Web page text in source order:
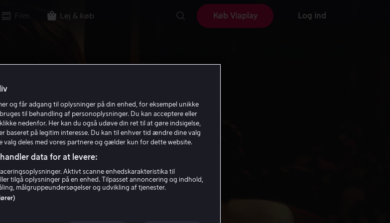
Film Lej & køb Køb Viaplay Log ind
og får adgang til oplysninger på din enhed, for eksempel unikke
til behandling af personoplysninger. Du kan acceptere eller
nedenfor. Her kan du også udøve din ret til at gøre indsigelse,
baseret på legitim interesse. Du kan til enhver tid ændre dine valg
valg deles med vores partnere og gælder kun for dette website.
data for at levere:
Aktivt scanne enhedskarakteristika til
tilgå oplysninger på en enhed. Tilpasset annoncering og indhold,
målgruppeundersøgelser og udvikling af tjenester.